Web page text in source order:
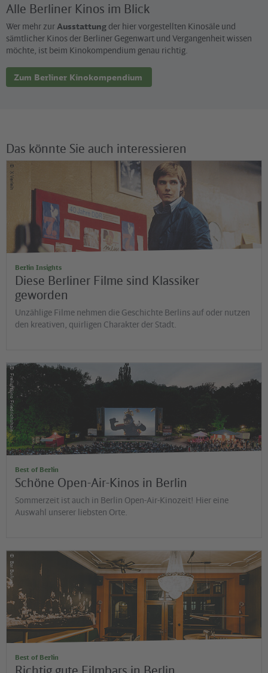
Alle Berliner Kinos im Blick
Wer mehr zur Ausstattung der hier vorgestellten Kinosäle und
sämtlicher Kinos der Berliner Gegenwart und Vergangenheit wissen
möchte, ist beim Kinokompendium genau richtig.
Zum Berliner Kinokompendium
Das könnte Sie auch interessieren
©
X Verleih
Berlin Insights
Diese Berliner Filme sind Klassiker
geworden
Unzählige Filme nehmen die Geschichte Berlins auf oder nutzen
den kreativen, quirligen Charakter der Stadt.
©
Freiluftkino Friedrichshain
Best of Berlin
Schöne Open-Air-Kinos in Berlin
Sommerzeit ist auch in Berlin Open-Air-Kinozeit! Hier eine
Auswahl unserer liebsten Orte.
©
Bar Buñuel
Best of Berlin